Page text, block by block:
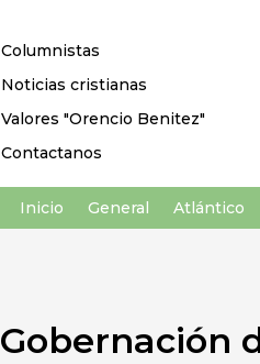
Columnistas
Noticias cristianas
Valores "Orencio Benitez"
Contactanos
Inicio General Atlántico
Gobernación